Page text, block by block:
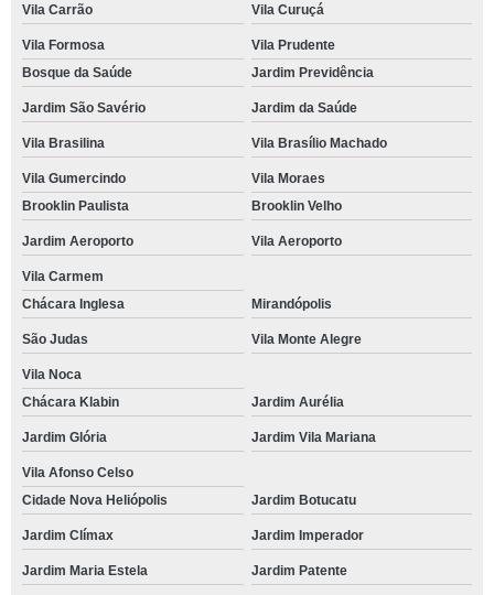
Vila Carrão Vila Curuçá
Vila Formosa
Vila Prudente
Bosque da Saúde
Jardim Previdência
Jardim São Savério Jardim da Saúde
Vila Brasilina Vila Brasílio Machado
Vila Gumercindo
Vila Moraes
Brooklin Paulista
Brooklin Velho
Jardim Aeroporto Vila Aeroporto
Vila Carmem
Chácara Inglesa
Mirandópolis
São Judas Vila Monte Alegre
Vila Noca
Chácara Klabin
Jardim Aurélia
Jardim Glória Jardim Vila Mariana
Vila Afonso Celso
Cidade Nova Heliópolis
Jardim Botucatu
Jardim Clímax Jardim Imperador
Jardim Maria Estela Jardim Patente